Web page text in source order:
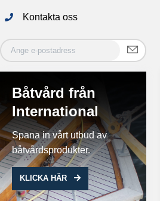
Kontakta oss
Båtvård från
International
Spana in vårt utbud av
båtvårdsprodukter.
KLICKA HÄR